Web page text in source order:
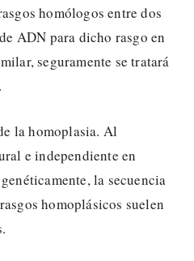
homólogos entre dos
ADN para dicho rasgo en
seguramente se tratará
la homoplasia. Al
e independiente en
la secuencia
homoplásicos suelen